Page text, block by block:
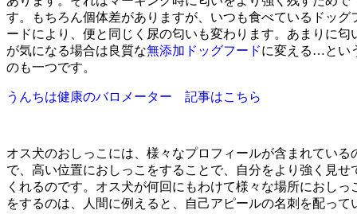
す。もちろん個体差がありますが、いつも食べているドッグ
ードにより、便と同じく尿の匂いも変わります。あまりに匂
が気になる場合は良質な無添加ドッグフードに変える…とい
のも一つです。
うんちは健康のバロメーター 記事はこちら
オス犬のおしっこには、様々なプロフィールが含まれている
で、高い位置におしっこをすることで、自分をより強く見せ
くれるのです。オス犬が何回にもわけて様々な場所におしっ
をするのは、人間に例えると、自己アピールの名刺を配って